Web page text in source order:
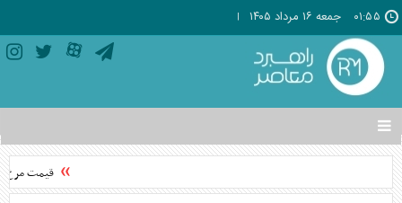
۰۱:۵۵ جمعه ۱۶ مرداد ۱۴۰۵
تغییر
وضعیت
منوی
ها
قیمت مرغ